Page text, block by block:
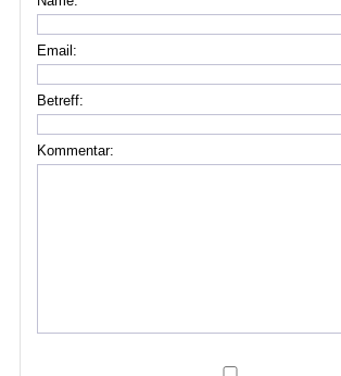
Email:
Betreff:
Kommentar: